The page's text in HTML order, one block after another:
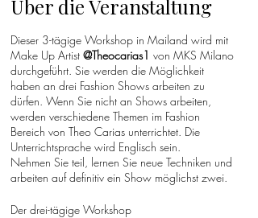
Über die Veranstaltung
Dieser 3-tägige Workshop in Mailand wird mit
Make Up Artist @Theocarias1 von MKS Milano
durchgeführt. Sie werden die Möglichkeit
haben an drei Fashion Shows arbeiten zu
dürfen. Wenn Sie nicht an Shows arbeiten,
werden verschiedene Themen im Fashion
Bereich von Theo Carias unterrichtet. Die
Unterrichtsprache wird Englisch sein.
Nehmen Sie teil, lernen Sie neue Techniken und
arbeiten auf definitiv ein Show möglichst zwei.
Der drei-tägige Workshop